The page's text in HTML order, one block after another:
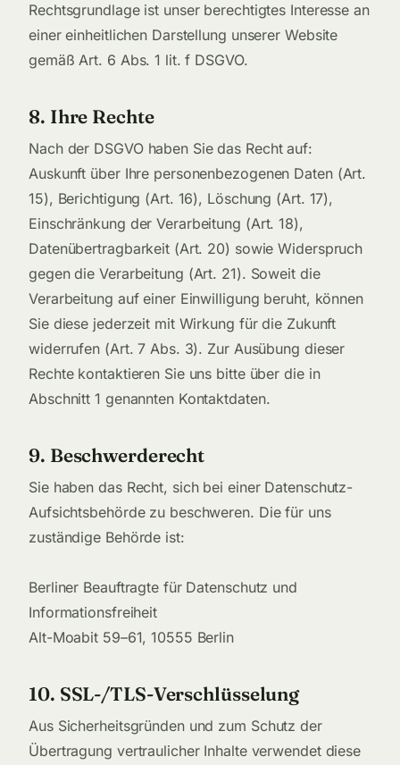
Rechtsgrundlage ist unser berechtigtes Interesse an
einer einheitlichen Darstellung unserer Website
gemäß Art. 6 Abs. 1 lit. f DSGVO.
8. Ihre Rechte
Nach der DSGVO haben Sie das Recht auf:
Auskunft über Ihre personenbezogenen Daten (Art.
15), Berichtigung (Art. 16), Löschung (Art. 17),
Einschränkung der Verarbeitung (Art. 18),
Datenübertragbarkeit (Art. 20) sowie Widerspruch
gegen die Verarbeitung (Art. 21). Soweit die
Verarbeitung auf einer Einwilligung beruht, können
Sie diese jederzeit mit Wirkung für die Zukunft
widerrufen (Art. 7 Abs. 3). Zur Ausübung dieser
Rechte kontaktieren Sie uns bitte über die in
Abschnitt 1 genannten Kontaktdaten.
9. Beschwerderecht
Sie haben das Recht, sich bei einer Datenschutz-
Aufsichtsbehörde zu beschweren. Die für uns
zuständige Behörde ist:
Berliner Beauftragte für Datenschutz und
Informationsfreiheit
Alt-Moabit 59–61, 10555 Berlin
10. SSL-/TLS-Verschlüsselung
Aus Sicherheitsgründen und zum Schutz der
Übertragung vertraulicher Inhalte verwendet diese